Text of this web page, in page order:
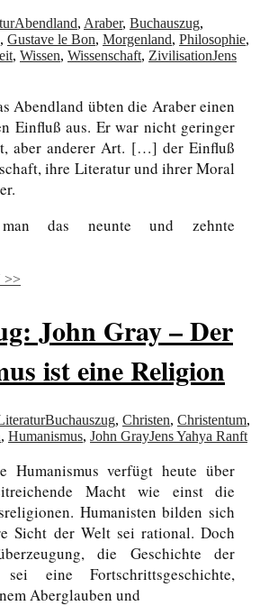
Abendland, Araber, Buchauszug,
, Gustave le Bon, Morgenland, Philosophie,
, Wissen, Wissenschaft, ZivilisationJens
Abendland übten die Araber einen
Einfluß aus. Er war nicht geringer
aber anderer Art. […] der Einfluß
ihre Literatur und ihrer Moral
man das neunte und zehnte
>>
John Gray – Der
ist eine Religion
Buchauszug, Christen, Christentum,
, Humanismus, John GrayJens Yahya Ranft
Humanismus verfügt heute über
Macht wie einst die
Humanisten bilden sich
Sicht der Welt sei rational. Doch
die Geschichte der
sei eine Fortschrittsgeschichte,
Aberglauben und